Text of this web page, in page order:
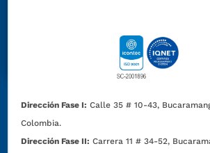
Dirección Fase I: Calle 35 # 10-43,
Colombia.
Dirección Fase II: Carrera 11 # 34-52,